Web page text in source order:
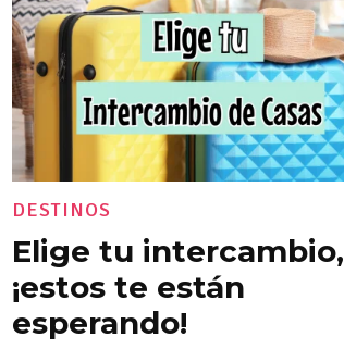
DESTINOS
Elige tu intercambio,
¡estos te están
esperando!